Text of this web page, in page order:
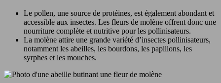
Le pollen, une source de protéines, est également abondant et
accessible aux insectes. Les fleurs de molène offrent donc une
nourriture complète et nutritive pour les pollinisateurs.
La molène attire une grande variété d’insectes pollinisateurs,
notamment les abeilles, les bourdons, les papillons, les
syrphes et les mouches.